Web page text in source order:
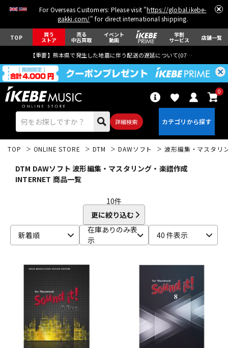
For Overseas Customers: Please visit "https://global.ikebe-
gakki.com/" for direct international shipping.
TOP 買う
ストア
売る
中古買取
イベント
動画
学割
サービス 店舗一覧
【重要】熊本県で発生した地震に伴う配送の遅延について(07月29日
詳細検索
0
ベース ウクレレ
ドラム パーカッション
キーボード 電子ピアノ
TOP ONLINE STORE DTM DAWソフト 波形編集・マスタリ
DTM DAWソフト 波形編集・マスタリング・楽譜作成
INTERNET 商品一覧
10件
更に絞り込む
新着順
在庫ありのみ表
示
40 件表示